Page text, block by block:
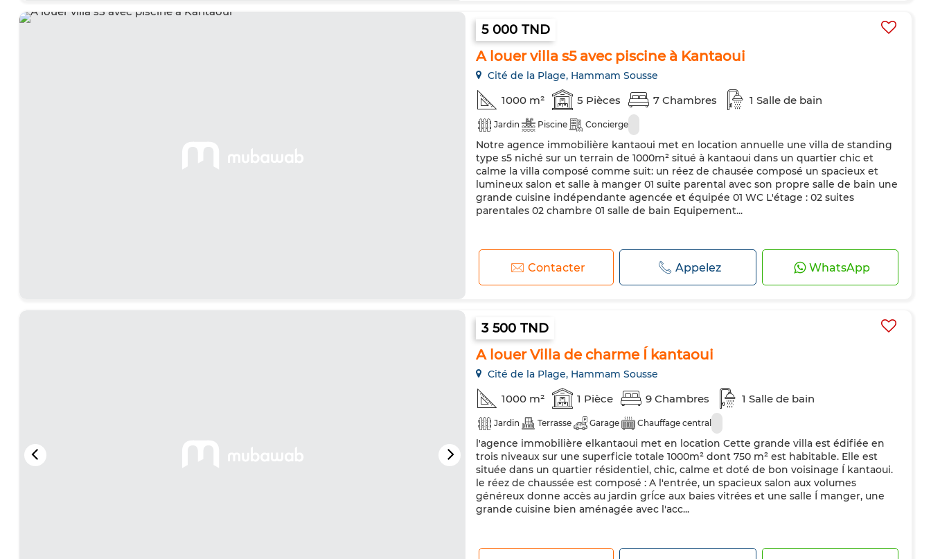
5 000 TND
A louer villa s5 avec piscine à Kantaoui
Cité de la Plage, Hammam Sousse
1000 m² 5 Pièces 7 Chambres 1 Salle de bain
Jardin Piscine Concierge
Notre agence immobilière kantaoui met en location annuelle une villa de standing
type s5 niché sur un terrain de 1000m² situé à kantaoui dans un quartier chic et
calme la villa composé comme suit: un réez de chausée composé un spacieux et
lumineux salon et salle à manger 01 suite parental avec son propre salle de bain une
grande cuisine indépendante agencée et équipée 01 WC L'étage : 02 suites
parentales 02 chambre 01 salle de bain Equipement...
Contacter Appelez WhatsApp
3 500 TND
A louer Villa de charme Í kantaoui
Cité de la Plage, Hammam Sousse
1000 m² 1 Pièce 9 Chambres 1 Salle de bain
Jardin Terrasse Garage Chauffage central
l'agence immobilière elkantaoui met en location Cette grande villa est édifiée en
trois niveaux sur une superficie totale 1000m² dont 750 m² est habitable. Elle est
située dans un quartier résidentiel, chic, calme et doté de bon voisinage Í kantaoui.
le réez de chaussée est composé : A l'entrée, un spacieux salon aux volumes
généreux donne accès au jardin grÍce aux baies vitrées et une salle Í manger, une
grande cuisine bien aménagée avec l'acc...